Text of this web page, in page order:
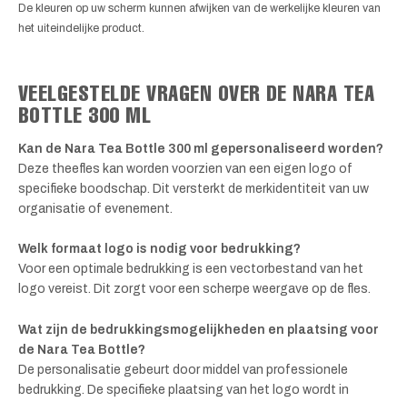
De kleuren op uw scherm kunnen afwijken van de werkelijke kleuren van
het uiteindelijke product.
VEELGESTELDE VRAGEN OVER DE NARA TEA
BOTTLE 300 ML
Kan de Nara Tea Bottle 300 ml gepersonaliseerd worden?
Deze theefles kan worden voorzien van een eigen logo of
specifieke boodschap. Dit versterkt de merkidentiteit van uw
organisatie of evenement.
Welk formaat logo is nodig voor bedrukking?
Voor een optimale bedrukking is een vectorbestand van het
logo vereist. Dit zorgt voor een scherpe weergave op de fles.
Wat zijn de bedrukkingsmogelijkheden en plaatsing voor
de Nara Tea Bottle?
De personalisatie gebeurt door middel van professionele
bedrukking. De specifieke plaatsing van het logo wordt in